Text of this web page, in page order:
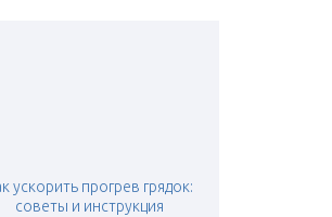
ускорить прогрев грядок:
советы и инструкция